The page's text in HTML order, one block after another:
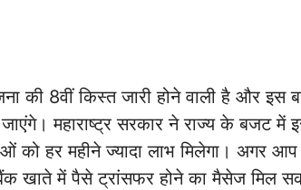
की 8वीं किस्त जारी होने वाली है और इस
महाराष्ट्र सरकार ने राज्य के बजट में
को हर महीने ज्यादा लाभ मिलेगा। अगर आप
खाते में पैसे ट्रांसफर होने का मैसेज मिल